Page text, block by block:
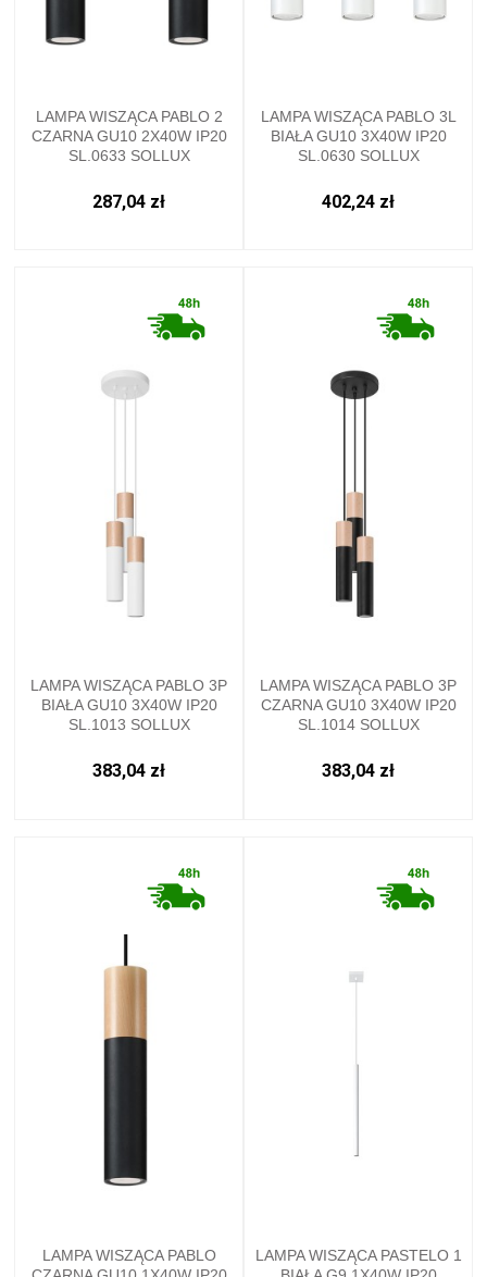
LAMPA WISZĄCA PABLO 2
CZARNA GU10 2X40W IP20
SL.0633 SOLLUX
287,04 zł
LAMPA WISZĄCA PABLO 3L
BIAŁA GU10 3X40W IP20
SL.0630 SOLLUX
402,24 zł
LAMPA WISZĄCA PABLO 3P
BIAŁA GU10 3X40W IP20
SL.1013 SOLLUX
383,04 zł
LAMPA WISZĄCA PABLO 3P
CZARNA GU10 3X40W IP20
SL.1014 SOLLUX
383,04 zł
LAMPA WISZĄCA PABLO
LAMPA WISZĄCA PASTELO 1